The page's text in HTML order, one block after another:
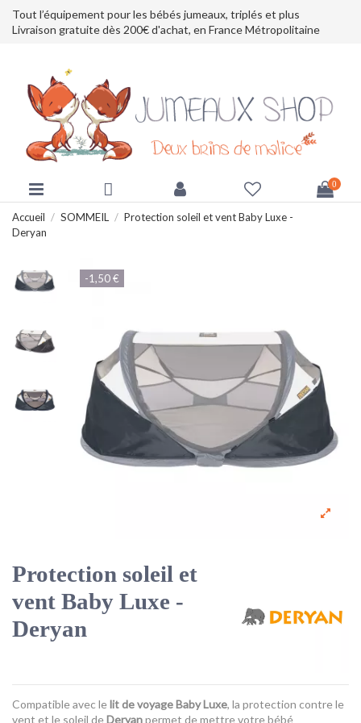
Tout l’équipement pour les bébés jumeaux, triplés et plus
Livraison gratuite dès 200€ d'achat, en France Métropolitaine
0
Accueil SOMMEIL
Protection soleil et vent Baby Luxe -
Deryan
-1,50 €
Protection soleil et
vent Baby Luxe -
Deryan
Compatible avec lelit de voyage Baby Luxe, la protection contre le
vent et le soleil deDeryanpermet de mettre votre bébé